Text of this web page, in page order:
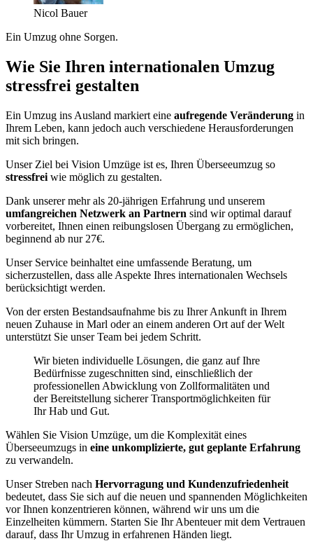
Nicol Bauer
Ein Umzug ohne Sorgen.
Wie Sie Ihren internationalen Umzug
stressfrei gestalten
Ein Umzug ins Ausland markiert eine aufregende Veränderung in
Ihrem Leben, kann jedoch auch verschiedene Herausforderungen
mit sich bringen.
Unser Ziel bei Vision Umzüge ist es, Ihren Überseeumzug so
stressfrei wie möglich zu gestalten.
Dank unserer mehr als 20-jährigen Erfahrung und unserem
umfangreichen Netzwerk an Partnern sind wir optimal darauf
vorbereitet, Ihnen einen reibungslosen Übergang zu ermöglichen,
beginnend ab nur 27€.
Unser Service beinhaltet eine umfassende Beratung, um
sicherzustellen, dass alle Aspekte Ihres internationalen Wechsels
berücksichtigt werden.
Von der ersten Bestandsaufnahme bis zu Ihrer Ankunft in Ihrem
neuen Zuhause in Marl oder an einem anderen Ort auf der Welt
unterstützt Sie unser Team bei jedem Schritt.
Wir bieten individuelle Lösungen, die ganz auf Ihre
Bedürfnisse zugeschnitten sind, einschließlich der
professionellen Abwicklung von Zollformalitäten und
der Bereitstellung sicherer Transportmöglichkeiten für
Ihr Hab und Gut.
Wählen Sie Vision Umzüge, um die Komplexität eines
Überseeumzugs in eine unkomplizierte, gut geplante Erfahrung
zu verwandeln.
Unser Streben nach Hervorragung und Kundenzufriedenheit
bedeutet, dass Sie sich auf die neuen und spannenden Möglichkeiten
vor Ihnen konzentrieren können, während wir uns um die
Einzelheiten kümmern. Starten Sie Ihr Abenteuer mit dem Vertrauen
darauf, dass Ihr Umzug in erfahrenen Händen liegt.